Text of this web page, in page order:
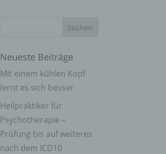
Neueste Beiträge
Mit einem kühlen Kopf
lernt es sich besser
Heilpraktiker für
Psychotherapie –
Prüfung bis auf weiteres
nach dem ICD10